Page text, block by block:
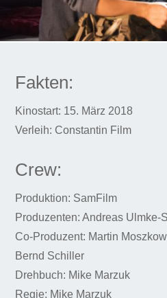
Fakten:
Kinostart: 15. März 2018
Verleih: Constantin Film
Crew:
Produktion: SamFilm
Produzenten: Andreas Ulmke-
Co-Produzent: Martin
Bernd Schiller
Drehbuch: Mike Marzuk
Regie: Mike Marzuk